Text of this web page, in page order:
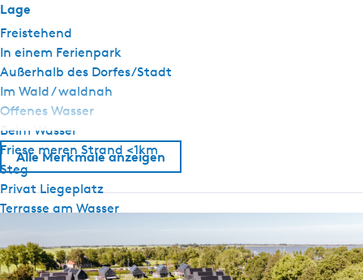
Lage
Freistehend
In einem Ferienpark
Außerhalb des Dorfes/Stadt
Im Wald / waldnah
Offenes Wasser
Beim Wasser
Friese meren Strand <1km
Steg
Privat Liegeplatz
Terrasse am Wasser
Allgemein
Haustier frei
Alle Merkmale anzeigen